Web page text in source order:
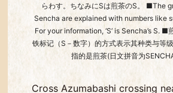
らわす。ちなみにSは煎茶のS。 ■The
Sencha are explained with numbers like
For your information, ‘S’ is Sencha’s S. ■
铁标记（S－数字）的方式表示其种类与等
指的是煎茶(日文拼音为
Cross Azumabashi crossing